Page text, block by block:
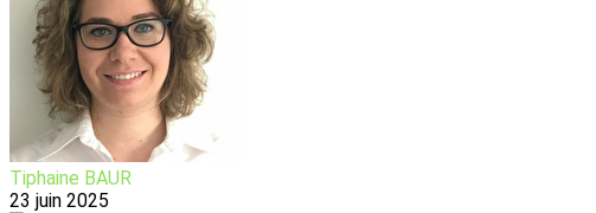
Tiphaine BAUR
23 juin 2025